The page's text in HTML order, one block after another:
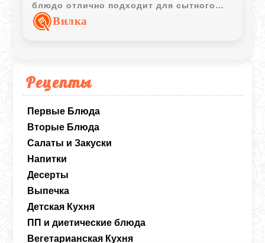
Рецепты
Первые Блюда
Вторые Блюда
Салаты и Закуски
Напитки
Десерты
Выпечка
Детская Кухня
ПП и диетические блюда
Вегетарианская Кухня
блюдо отлично подходит для сытного
завтрака или лёгкого ужина.
Вилка